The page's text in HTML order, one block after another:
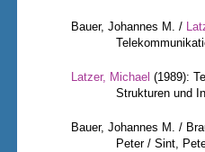
Bauer, Johannes M. /
Latzer, Michael (1989):
Strukturen und
Bauer, Johannes M. /
Peter / Sint,